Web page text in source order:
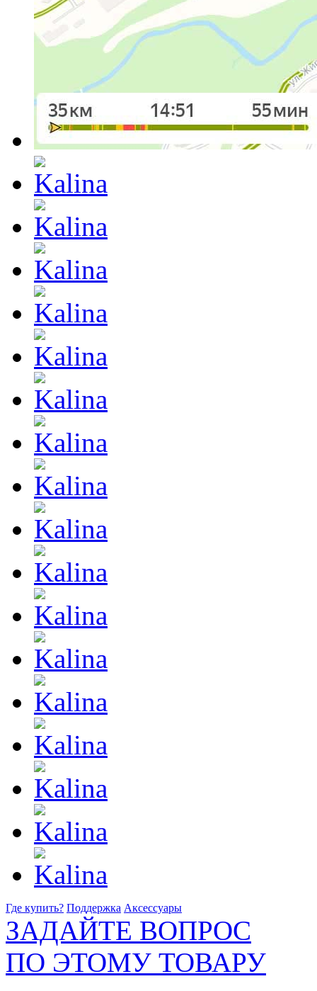
Где купить? Поддержка Аксессуары
ЗАДАЙТЕ ВОПРОС
ПО ЭТОМУ ТОВАРУ